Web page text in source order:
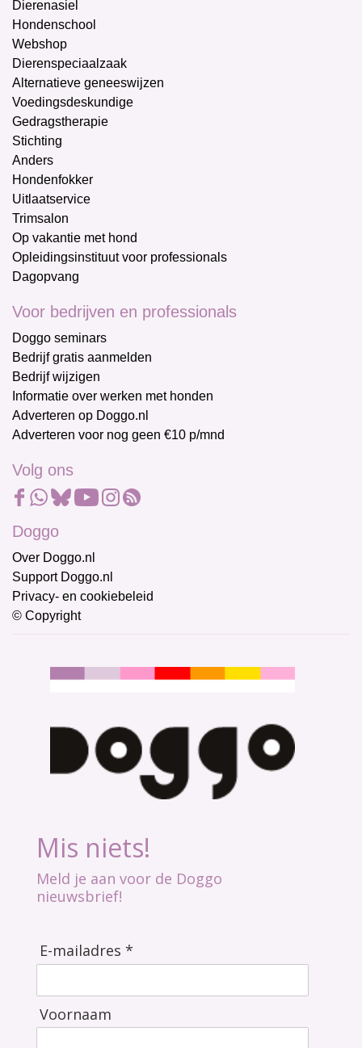
Dierenasiel
Hondenschool
Webshop
Dierenspeciaalzaak
Alternatieve geneeswijzen
Voedingsdeskundige
Gedragstherapie
Stichting
Anders
Hondenfokker
Uitlaatservice
Trimsalon
Op vakantie met hond
Opleidingsinstituut voor professionals
Dagopvang
Voor bedrijven en professionals
Doggo seminars
Bedrijf gratis aanmelden
Bedrijf wijzigen
Informatie over werken met honden
Adverteren op Doggo.nl
Adverteren voor nog geen €10 p/mnd
Volg ons
Doggo
Over Doggo.nl
Support Doggo.nl
Privacy- en cookiebeleid
© Copyright
Mis niets!
Meld je aan voor de Doggo
nieuwsbrief!
E-mailadres *
Voornaam